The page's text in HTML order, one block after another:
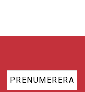
PRENUMERERA